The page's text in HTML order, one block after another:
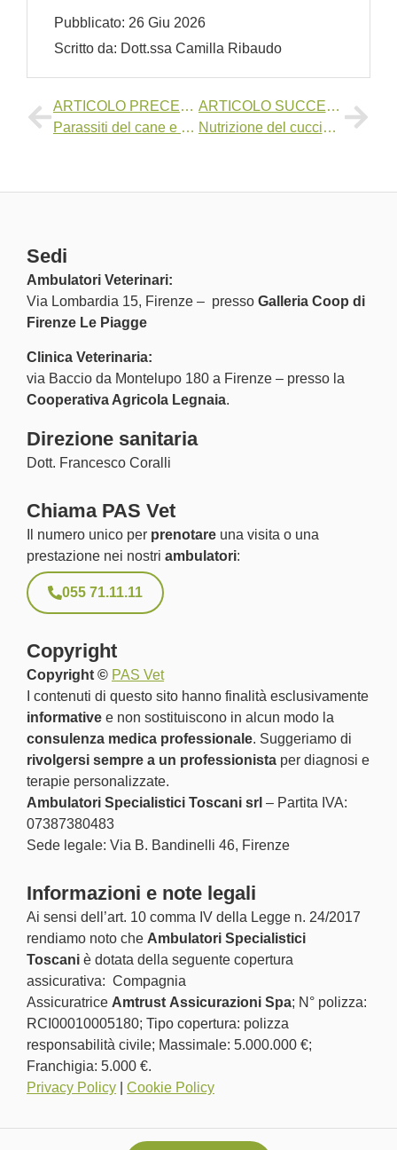
Pubblicato: 26 Giu 2026
Scritto da: Dott.ssa Camilla Ribaudo
ARTICOLO PRECEDENTE:
Parassiti del cane e profilassi: come proteggerlo tutto l’anno
ARTICOLO SUCCESSIVO:
Nutrizione del cucciolo: alimento commerciale o dieta casalinga?
Sedi
Ambulatori Veterinari:
Via Lombardia 15, Firenze – presso Galleria Coop di
Firenze Le Piagge
Clinica Veterinaria:
via Baccio da Montelupo 180 a Firenze – presso la
Cooperativa Agricola Legnaia.
Direzione sanitaria
Dott. Francesco Coralli
Chiama PAS Vet
Il numero unico per prenotare una visita o una
prestazione nei nostri ambulatori:
055 71.11.11
Copyright
Copyright © PAS Vet
I contenuti di questo sito hanno finalità esclusivamente
informative e non sostituiscono in alcun modo la
consulenza medica professionale. Suggeriamo di
rivolgersi sempre a un professionista per diagnosi e
terapie personalizzate.
Ambulatori Specialistici Toscani srl – Partita IVA:
07387380483
Sede legale: Via B. Bandinelli 46, Firenze
Informazioni e note legali
Ai sensi dell’art. 10 comma IV della Legge n. 24/2017
rendiamo noto che Ambulatori Specialistici
Toscani è dotata della seguente copertura
assicurativa: Compagnia
Assicuratrice Amtrust Assicurazioni Spa; N° polizza:
RCI00010005180; Tipo copertura: polizza
responsabilità civile; Massimale: 5.000.000 €;
Franchigia: 5.000 €.
Privacy Policy
Cookie Policy